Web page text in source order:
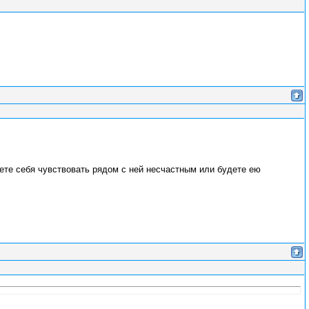
себя чувствовать рядом с ней несчастным или будете ею